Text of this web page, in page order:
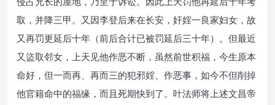
取，并降三甲。又因李登后来在长安，奸婬一良家妇女，故
又再罚更延后十年（前后合计已被罚延后三十年）。但最近
又盜取邻女，上天见他作恶不断，虽然前世积福，今生原本
命好，但一而再、再而三的犯邪婬、作恶事，如今不但削掉
他官籍命中的福缘，而且死期快到了。叶法师将上述文昌帝